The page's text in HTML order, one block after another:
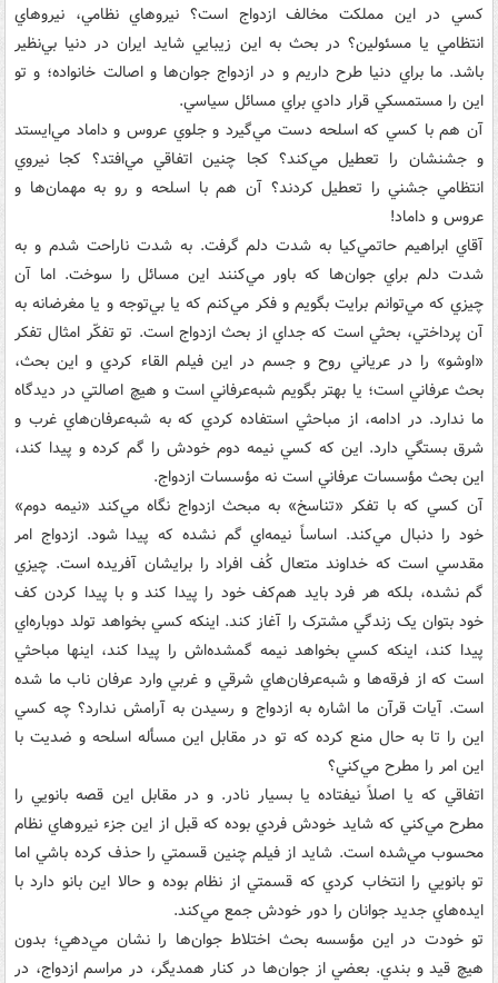
کسي در اين مملکت مخالف ازدواج است؟ نيروهاي نظامي، نيروهاي
انتظامي يا مسئولين؟ در بحث به اين زيبايي شايد ايران در دنيا بي‌نظير
باشد. ما براي دنيا طرح داريم و در ازدواج جوان‌ها و اصالت خانواده؛ و تو
اين را مستمسکي قرار دادي براي مسائل سياسي.
آن هم با کسي که اسلحه دست مي‌گيرد و جلوي عروس و داماد مي‌ايستد
و جشنشان را تعطيل مي‌کند؟ کجا چنين اتفاقي مي‌افتد؟ کجا نيروي
انتظامي جشني را تعطيل کردند؟ آن هم با اسلحه و رو به مهمان‌ها و
عروس و داماد!
آقاي ابراهيم حاتمي‌کيا به شدت دلم گرفت. به شدت ناراحت شدم و به
شدت دلم براي جوان‌ها که باور مي‌کنند اين مسائل را سوخت. اما آن
چيزي که مي‌توانم برايت بگويم و فکر مي‌کنم که يا بي‌توجه و يا مغرضانه به
آن پرداختي، بحثي است که جداي از بحث ازدواج است. تو تفکّر امثال تفکر
«اوشو» را در عرياني روح و جسم در اين فيلم القاء کردي و اين بحث،
بحث‌ عرفاني است؛ يا بهتر بگويم شبه‌عرفاني است و هيچ اصالتي در ديدگاه
ما ندارد. در ادامه، از مباحثي استفاده کردي که به شبه‌عرفان‌هاي غرب و
شرق بستگي دارد. اين که کسي نيمه دوم خودش را گم کرده و پيدا کند،
اين بحث مؤسسات عرفاني است نه مؤسسات ازدواج.
آن کسي که با تفکر «تناسخ» به مبحث ازدواج نگاه مي‌کند «نيمه دوم»
خود را دنبال مي‌کند. اساساً نيمه‌اي گم نشده که پيدا شود. ازدواج امر
مقدسي است که خداوند متعال کُف افراد را برايشان آفريده است. چيزي
گم نشده، بلکه هر فرد بايد هم‌کف خود را پيدا کند و با پيدا کردن کف
خود بتوان يک زندگي مشترک را آغاز کند. اينکه کسي بخواهد تولد دوباره‌اي
پيدا کند، اينکه کسي بخواهد نيمه گمشده‌اش را پيدا کند، اينها مباحثي
است که از فرقه‌ها و شبه‌عرفان‌هاي شرقي و غربي وارد عرفان ناب ما شده
است. آيات قرآن ما اشاره به ازدواج و رسيدن به آرامش ندارد؟ چه کسي
اين را تا به حال منع کرده که تو در مقابل اين مسأله اسلحه و ضديت با
اين امر را مطرح مي‌کني؟
اتفاقي که يا اصلاً نيفتاده يا بسيار نادر. و در مقابل اين قصه بانويي را
مطرح مي‌کني که شايد خودش فردي بوده که قبل از اين جزء نيروهاي نظام
محسوب مي‌شده است. شايد از فيلم چنين قسمتي را حذف کرده باشي اما
تو بانويي را انتخاب کردي که قسمتي از نظام بوده و حالا اين بانو دارد با
ايده‌هاي جديد جوانان را دور خودش جمع مي‌کند.
تو خودت در اين مؤسسه بحث اختلاط جوان‌ها را نشان مي‌دهي؛ بدون
هيچ قيد و بندي. بعضي از جوان‌ها در کنار همديگر، در مراسم ازدواج، در